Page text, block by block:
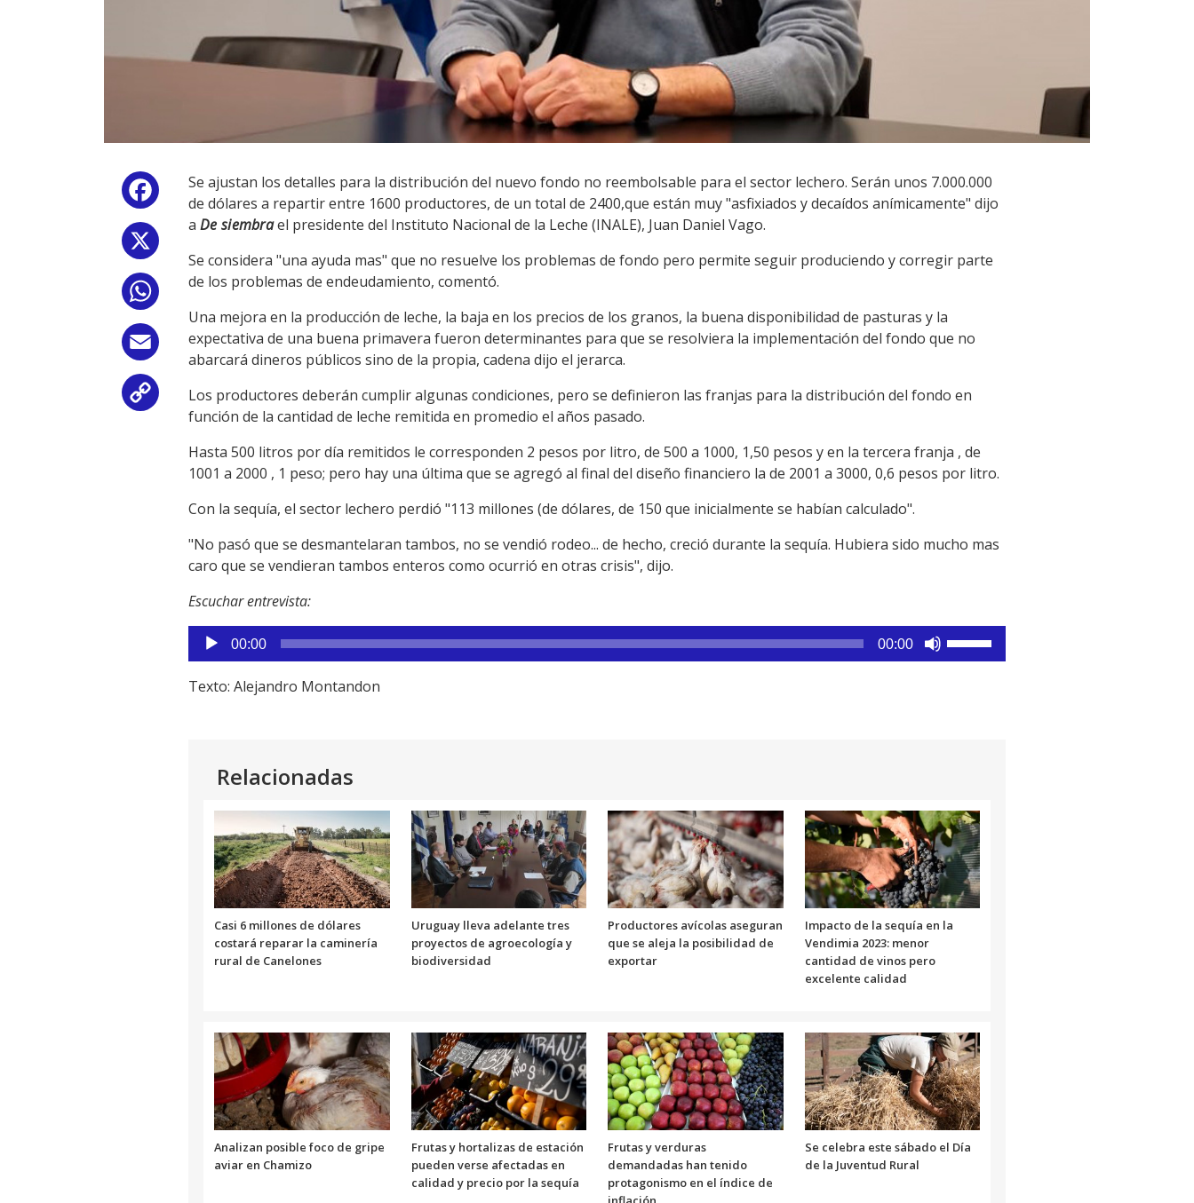
Facebook
Email
Copy
Se ajustan los detalles para la distribución del nuevo fondo no reembolsable para el sector lechero. Serán unos 7.000.000
de dólares a repartir entre 1600 productores, de un total de 2400,que están muy "asfixiados y decaídos anímicamente" dijo
a De siembrael presidente del Instituto Nacional de la Leche (INALE), Juan Daniel Vago.
Se considera "una ayuda mas" que no resuelve los problemas de fondo pero permite seguir produciendo y corregir parte
de los problemas de endeudamiento, comentó.
Una mejora en la producción de leche, la baja en los precios de los granos, la buena disponibilidad de pasturas y la
expectativa de una buena primavera fueron determinantes para que se resolviera la implementación del fondo que no
abarcará dineros públicos sino de la propia, cadena dijo el jerarca.
Los productores deberán cumplir algunas condiciones, pero se definieron las franjas para la distribución del fondo en
función de la cantidad de leche remitida en promedio el años pasado.
Hasta 500 litros por día remitidos le corresponden 2 pesos por litro, de 500 a 1000, 1,50 pesos y en la tercera franja , de
1001 a 2000 , 1 peso; pero hay una última que se agregó al final del diseño financiero la de 2001 a 3000, 0,6 pesos por litro.
Con la sequía, el sector lechero perdió "113 millones (de dólares, de 150 que inicialmente se habían calculado".
"No pasó que se desmantelaran tambos, no se vendió rodeo... de hecho, creció durante la sequía. Hubiera sido mucho mas
caro que se vendieran tambos enteros como ocurrió en otras crisis", dijo.
Escuchar entrevista:
Reproductor
de
audio
00:00 00:00
disminuir
el
volumen.
Texto: Alejandro Montandon
Relacionadas
Casi 6 millones de dólares
costará reparar la caminería
rural de Canelones
Uruguay lleva adelante tres
proyectos de agroecología y
biodiversidad
Productores avícolas aseguran
que se aleja la posibilidad de
exportar
Impacto de la sequía en la
Vendimia 2023: menor
cantidad de vinos pero
excelente calidad
Analizan posible foco de gripe
aviar en Chamizo
Frutas y hortalizas de estación
pueden verse afectadas en
calidad y precio por la sequía
Frutas y verduras
demandadas han tenido
protagonismo en el índice de
Se celebra este sábado el Día
de la Juventud Rural